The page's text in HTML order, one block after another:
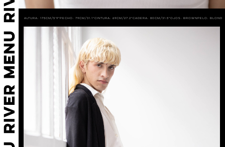
Altura: 175cm/5'9" Pecho: 79cm/31.1"Cintura: 69cm/27.2"Cadera: 80cm/31.5"Ojos: BROWN Pelo: BLOND